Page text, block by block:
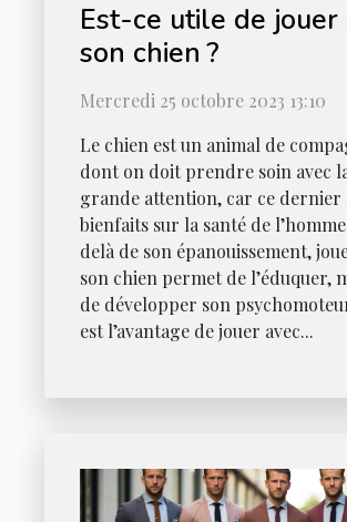
Est-ce utile de jouer
son chien ?
Mercredi 25 octobre 2023 13:10
Le chien est un animal de
dont on doit prendre soin avec
grande attention, car ce dernier
bienfaits sur la santé de
delà de son épanouissement,
son chien permet de l’éduquer,
de développer son
est l’avantage de jouer avec...